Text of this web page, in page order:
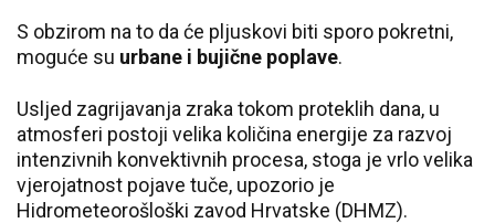
S obzirom na to da će pljuskovi biti sporo pokretni,
moguće su urbane i bujične poplave.
Usljed zagrijavanja zraka tokom proteklih dana, u
atmosferi postoji velika količina energije za razvoj
intenzivnih konvektivnih procesa, stoga je vrlo velika
vjerojatnost pojave tuče, upozorio je
Hidrometeorošloški zavod Hrvatske (DHMZ).